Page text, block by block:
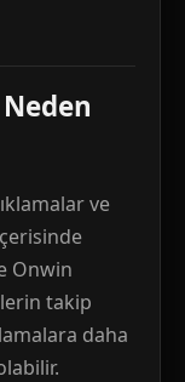
ve
Onwin
takip
daha